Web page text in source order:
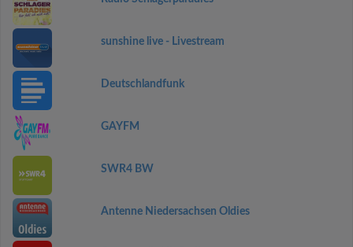
sunshine live - Livestream
Deutschlandfunk
GAYFM
SWR4 BW
Antenne Niedersachsen Oldies